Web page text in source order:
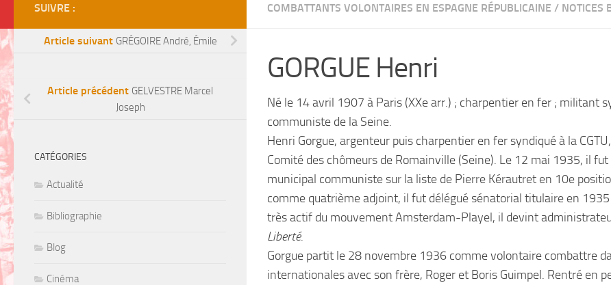
COMBATTANTS VOLONTAIRES EN ESPAGNE RÉPUBLICAINE / NOTICES
GORGUE Henri
Né le 14 avril 1907 à Paris (XXe arr.) ; charpentier en fer ; militant
communiste de la Seine.
Henri Gorgue, argenteur puis charpentier en fer syndiqué à la
Comité des chômeurs de Romainville (Seine). Le 12 mai 1935, il
municipal communiste sur la liste de Pierre Kérautret en 10e
comme quatrième adjoint, il fut délégué sénatorial titulaire en
très actif du mouvement Amsterdam-Playel, il devint
Liberté.
Gorgue partit le 28 novembre 1936 comme volontaire combattre
internationales avec son frère, Roger et Boris Guimpel. Rentré en
SUIVRE :
Article suivant GRÉGOIRE André, Émile
Article précédent GELVESTRE Marcel
Joseph
CATÉGORIES
Actualité
Bibliographie
Blog
Cinéma